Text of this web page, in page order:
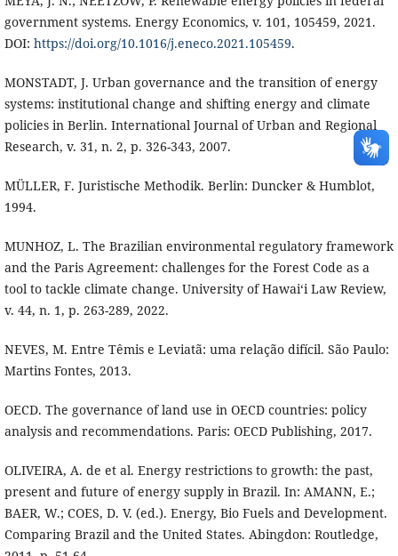
government systems. Energy Economics, v. 101, 105459, 2021.
DOI: https://doi.org/10.1016/j.eneco.2021.105459.
MONSTADT, J. Urban governance and the transition of energy
systems: institutional change and shifting energy and climate
policies in Berlin. International Journal of Urban and Regional
Research, v. 31, n. 2, p. 326-343, 2007.
MÜLLER, F. Juristische Methodik. Berlin: Duncker & Humblot,
1994.
MUNHOZ, L. The Brazilian environmental regulatory framework
and the Paris Agreement: challenges for the Forest Code as a
tool to tackle climate change. University of Hawai‘i Law Review,
v. 44, n. 1, p. 263-289, 2022.
NEVES, M. Entre Têmis e Leviatã: uma relação difícil. São Paulo:
Martins Fontes, 2013.
OECD. The governance of land use in OECD countries: policy
analysis and recommendations. Paris: OECD Publishing, 2017.
OLIVEIRA, A. de et al. Energy restrictions to growth: the past,
present and future of energy supply in Brazil. In: AMANN, E.;
BAER, W.; COES, D. V. (ed.). Energy, Bio Fuels and Development.
Comparing Brazil and the United States. Abingdon: Routledge,